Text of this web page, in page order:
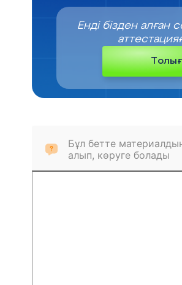
Енді бізден алған
Бұл бетте
алып, көруге болады